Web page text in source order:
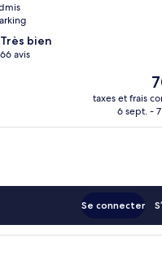
Très bien
66 avis
Le
taxes et frais
6 sept. -
Se connecter